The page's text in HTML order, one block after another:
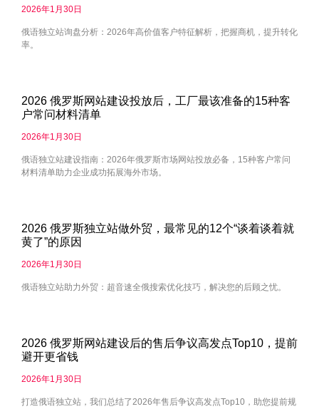
2026年1月30日
俄语独立站询盘分析：2026年高价值客户特征解析，把握商机，提升转化
率。
2026 俄罗斯网站建设投放后，工厂最该准备的15种客
户常问材料清单
2026年1月30日
俄语独立站建设指南：2026年俄罗斯市场网站投放必备，15种客户常问
材料清单助力企业成功拓展海外市场。
2026 俄罗斯独立站做外贸，最常见的12个“谈着谈着就
黄了”的原因
2026年1月30日
俄语独立站助力外贸：超音速全俄搜索优化技巧，解决您的后顾之忧。
2026 俄罗斯网站建设后的售后争议高发点Top10，提前
避开更省钱
2026年1月30日
打造俄语独立站，我们总结了2026年售后争议高发点Top10，助您提前规